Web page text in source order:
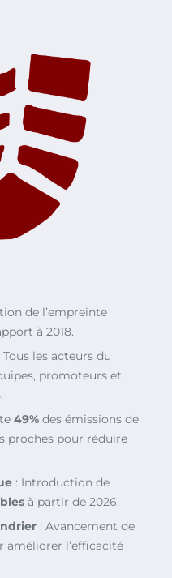
de l’empreinte
à 2018.
Tous les acteurs du
promoteurs et
49% des émissions de
proches pour réduire
: Introduction de
à partir de 2026.
: Avancement de
améliorer l’efficacité